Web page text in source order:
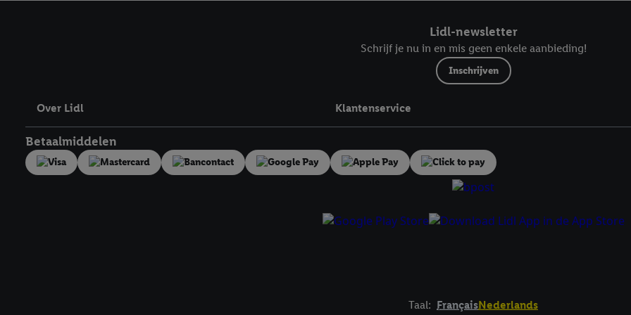
Lidl-newsletter
Schrijf je nu in en mis geen enkele aanbieding!
Inschrijven
Over Lidl Klantenservice
Betaalmiddelen
Taal: FrançaisNederlands